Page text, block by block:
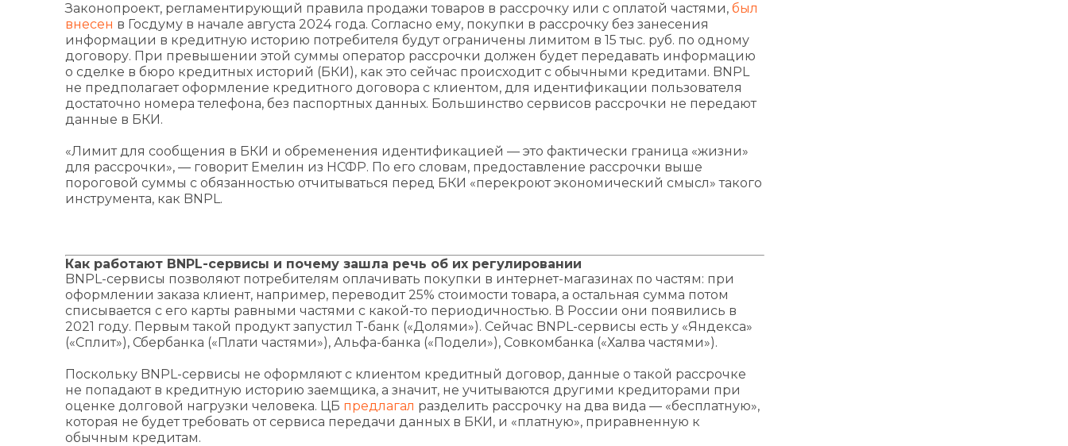
Законопроект, регламентирующий правила продажи товаров в рассрочку или с оплатой частями, был
внесен в Госдуму в начале августа 2024 года. Согласно ему, покупки в рассрочку без занесения
информации в кредитную историю потребителя будут ограничены лимитом в 15 тыс. руб. по одному
договору. При превышении этой суммы оператор рассрочки должен будет передавать информацию
о сделке в бюро кредитных историй (БКИ), как это сейчас происходит с обычными кредитами. BNPL
не предполагает оформление кредитного договора с клиентом, для идентификации пользователя
достаточно номера телефона, без паспортных данных. Большинство сервисов рассрочки не передают
данные в БКИ.
«Лимит для сообщения в БКИ и обременения идентификацией — это фактически граница «жизни»
для рассрочки», — говорит Емелин из НСФР. По его словам, предоставление рассрочки выше
пороговой суммы с обязанностью отчитываться перед БКИ «перекроют экономический смысл» такого
инструмента, как BNPL.
Как работают BNPL-сервисы и почему зашла речь об их регулировании
BNPL-сервисы позволяют потребителям оплачивать покупки в интернет-магазинах по частям: при
оформлении заказа клиент, например, переводит 25% стоимости товара, а остальная сумма потом
списывается с его карты равными частями с какой-то периодичностью. В России они появились в
2021 году. Первым такой продукт запустил Т-банк («Долями»). Сейчас BNPL-сервисы есть у «Яндекса»
(«Сплит»), Сбербанка («Плати частями»), Альфа-банка («Подели»), Совкомбанка («Халва частями»).
Поскольку BNPL-сервисы не оформляют с клиентом кредитный договор, данные о такой рассрочке
не попадают в кредитную историю заемщика, а значит, не учитываются другими кредиторами при
оценке долговой нагрузки человека. ЦБ предлагал разделить рассрочку на два вида — «бесплатную»,
которая не будет требовать от сервиса передачи данных в БКИ, и «платную», приравненную к
обычным кредитам.